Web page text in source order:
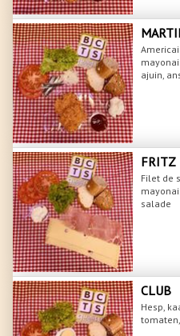
ajuin,
FRITZ
Filet de
salade
CLUB
Hesp,